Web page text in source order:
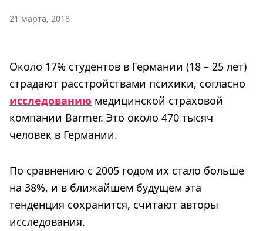
21 марта, 2018
Около 17% студентов в Германии (18 – 25 лет)
страдают расстройствами психики, согласно
исследованию медицинской страховой
компании Barmer. Это около 470 тысяч
человек в Германии.
По сравнению с 2005 годом их стало больше
на 38%, и в ближайшем будущем эта
тенденция сохранится, считают авторы
исследования.